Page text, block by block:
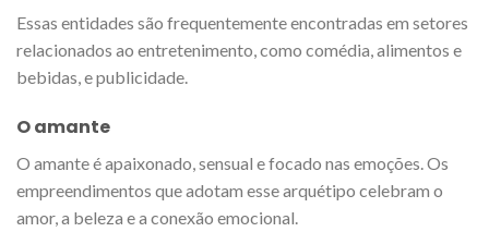
Essas entidades são frequentemente encontradas em setores
relacionados ao entretenimento, como comédia, alimentos e
bebidas, e publicidade.
O amante
O amante é apaixonado, sensual e focado nas emoções. Os
empreendimentos que adotam esse arquétipo celebram o
amor, a beleza e a conexão emocional.